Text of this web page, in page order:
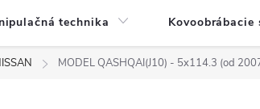
technika Kovoobrábacie
MODEL QASHQAI(J10) - 5x114.3 (od